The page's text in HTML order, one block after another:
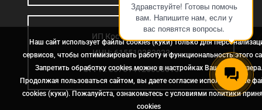
Здравствуйте! Готовы помочь
вам. Напишите нам, если у
вас появятся вопросы.
ИП Костромина Л.Б.
ИНН: 615510383923
ОГРН: 307614126000015
Наш сайт использует файлы cookies (куки) только для
сервисов, чтобы оптимизировать работу и функциональность этого
Запретить обработку cookies можно в настройках Вашего браузера.
Продолжая пользоваться сайтом, вы даете согласие использование
cookies (куки). Пожалуйста, ознакомьтесь с условиями политики
сookies